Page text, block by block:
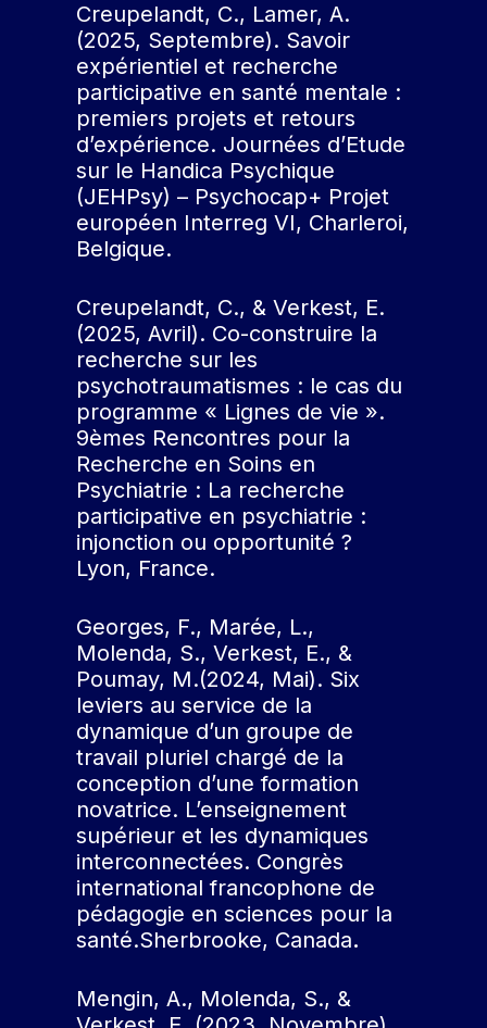
Creupelandt, C., Lamer, A.
(2025, Septembre). Savoir
expérientiel et recherche
participative en santé mentale :
premiers projets et retours
d’expérience. Journées d’Etude
sur le Handica Psychique
(JEHPsy) – Psychocap+ Projet
européen Interreg VI, Charleroi,
Belgique.
Creupelandt, C., & Verkest, E.
(2025, Avril). Co-construire la
recherche sur les
psychotraumatismes : le cas du
programme « Lignes de vie ».
9èmes Rencontres pour la
Recherche en Soins en
Psychiatrie : La recherche
participative en psychiatrie :
injonction ou opportunité ?
Lyon, France.
Georges, F., Marée, L.,
Molenda, S., Verkest, E., &
Poumay, M.(2024, Mai). Six
leviers au service de la
dynamique d’un groupe de
travail pluriel chargé de la
conception d’une formation
novatrice. L’enseignement
supérieur et les dynamiques
interconnectées. Congrès
international francophone de
pédagogie en sciences pour la
santé.Sherbrooke, Canada.
Mengin, A., Molenda, S., &